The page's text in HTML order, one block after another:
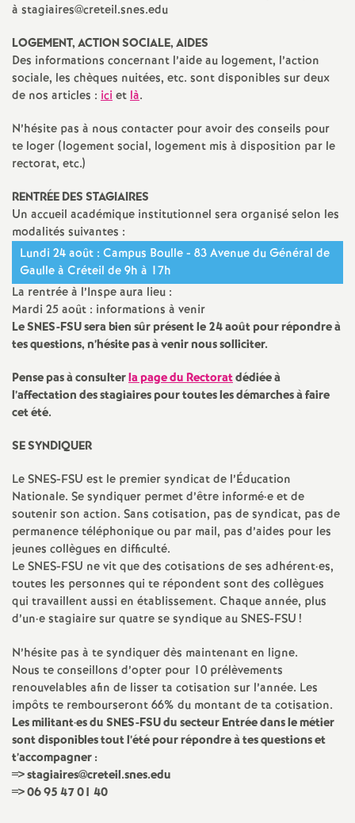
à stagiaires@creteil.snes.edu
LOGEMENT,ACTIONSOCIALE,AIDES
Des informations concernant l’aide au logement, l’action
sociale, les chèques nuitées, etc. sont disponibles sur deux
de nos articles : icietlà.
N’hésite pas à nous contacter pour avoir des conseils pour
te loger (logement social, logement mis à disposition par le
rectorat, etc.)
RENTRÉEDESSTAGIAIRES
Un accueil académique institutionnel sera organisé selon les
modalités suivantes :
Lundi 24 août : Campus Boulle - 83 Avenue du Général de
Gaulle à Créteil de 9h à 17h
La rentrée à l’Inspe aura lieu :
Mardi 25 août : informations à venir
LeSNES-FSUsera bien sûr présent le 24 août pour répondre à
tes questions, n’hésite pas à venir nous solliciter.
Pense pas à consulterla page du Rectoratdédiée à
l’affectation des stagiaires pour toutes les démarches à faire
cet été.
SESYNDIQUER
LeSNES-FSU est le premier syndicat de l’Éducation
Nationale. Se syndiquer permet d’être informé·e et de
soutenir son action. Sans cotisation, pas de syndicat, pas de
permanence téléphonique ou par mail, pas d’aides pour les
jeunes collègues en difficulté.
LeSNES-FSU ne vit que des cotisations de ses adhérent·es,
toutes les personnes qui te répondent sont des collègues
qui travaillent aussi en établissement. Chaque année, plus
d’un·e stagiaire sur quatre se syndique auSNES-FSU !
N’hésite pas à te syndiquer dès maintenant en ligne.
Nous te conseillons d’opter pour 10 prélèvements
renouvelables afin de lisser ta cotisation sur l’année. Les
impôts te rembourseront 66% du montant de ta cotisation.
Les militant·es duSNES-FSUdu secteur Entrée dans le métier
sont disponibles tout l’été pour répondre à tes questions et
t’accompagner :
=> stagiaires@creteil.snes.edu
=> 06 95 47 01 40